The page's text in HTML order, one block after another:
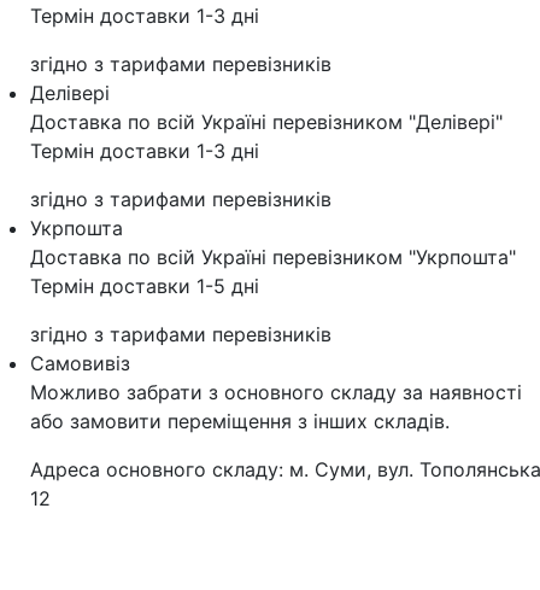
Термін доставки 1-3 дні
згідно з тарифами перевізників
Делівері
Доставка по всій Україні перевізником "Делівері"
Термін доставки 1-3 дні
згідно з тарифами перевізників
Укрпошта
Доставка по всій Україні перевізником "Укрпошта"
Термін доставки 1-5 дні
згідно з тарифами перевізників
Самовивіз
Можливо забрати з основного складу за наявності
або замовити переміщення з інших складів.
Адреса основного складу: м. Суми, вул.
12